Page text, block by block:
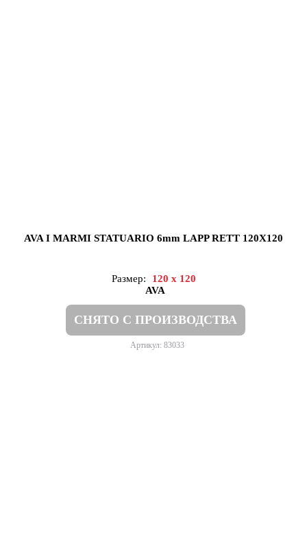
AVA I MARMI STATUARIO 6mm LAPP RETT 120X120
Размер:
120 x 120
AVA
СНЯТО С ПРОИЗВОДСТВА
Артикул: 83033